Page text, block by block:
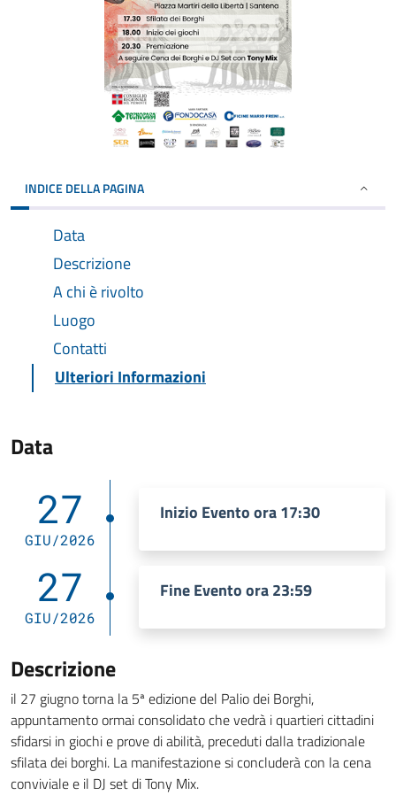
INDICE DELLA PAGINA
Data
Descrizione
A chi è rivolto
Luogo
Contatti
Ulteriori Informazioni
Data
27
GIU/2026
Inizio Evento ora 17:30
27
GIU/2026
Fine Evento ora 23:59
Descrizione
il 27 giugno torna la 5ª edizione del Palio dei Borghi,
appuntamento ormai consolidato che vedrà i quartieri cittadini
sfidarsi in giochi e prove di abilità, preceduti dalla tradizionale
sfilata dei borghi. La manifestazione si concluderà con la cena
conviviale e il DJ set di Tony Mix.